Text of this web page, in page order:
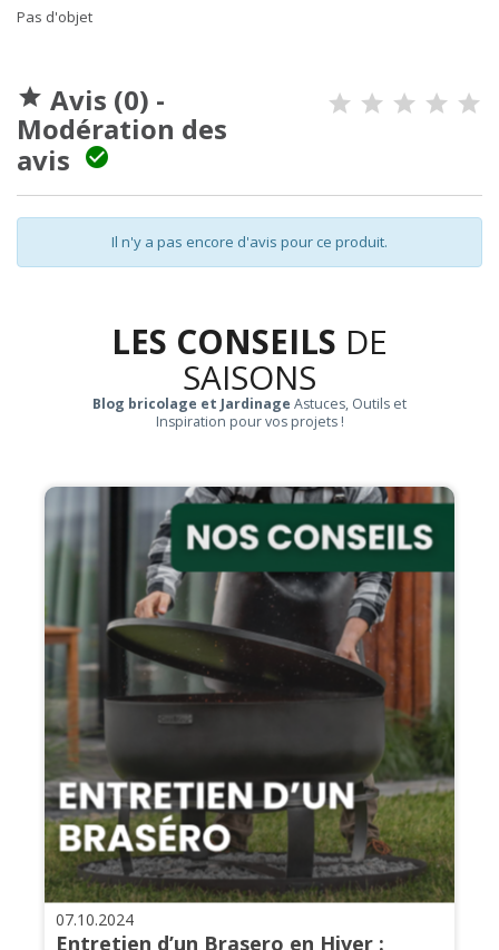
Pas d'objet
 Avis (0) -
Modération des
avis

Il n'y a pas encore d'avis pour ce produit.
LES CONSEILS DE
SAISONS
Blog bricolage et Jardinage Astuces, Outils et
Inspiration pour vos projets !
07.10.2024
Entretien d’un Brasero en Hiver :